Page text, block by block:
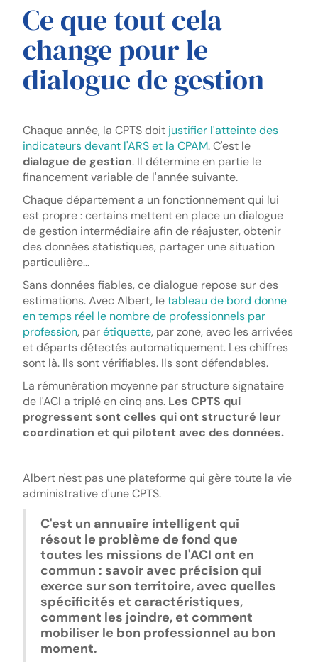
Ce que tout cela
change pour le
dialogue de gestion
Chaque année, la CPTS doit justifier l'atteinte des
indicateurs devant l'ARS et la CPAM. C'est le
dialogue de gestion. Il détermine en partie le
financement variable de l'année suivante.
Chaque département a un fonctionnement qui lui
est propre : certains mettent en place un dialogue
de gestion intermédiaire afin de réajuster, obtenir
des données statistiques, partager une situation
particulière...
Sans données fiables, ce dialogue repose sur des
estimations. Avec Albert, letableau de bord donne
en temps réel le nombre de professionnels par
profession, parétiquette, par zone, avec les arrivées
et départs détectés automatiquement. Les chiffres
sont là. Ils sont vérifiables. Ils sont défendables.
La rémunération moyenne par structure signataire
de l'ACI a triplé en cinq ans. Les CPTS qui
progressent sont celles qui ont structuré leur
coordination et qui pilotent avec des données.
Albert n'est pas une plateforme qui gère toute la vie
administrative d'une CPTS.
C'est un annuaire intelligent qui
résout le problème de fond que
toutes les missions de l'ACI ont en
commun : savoir avec précision qui
exerce sur son territoire, avec quelles
spécificités et caractéristiques,
comment les joindre, et comment
mobiliser le bon professionnel au bon
moment.